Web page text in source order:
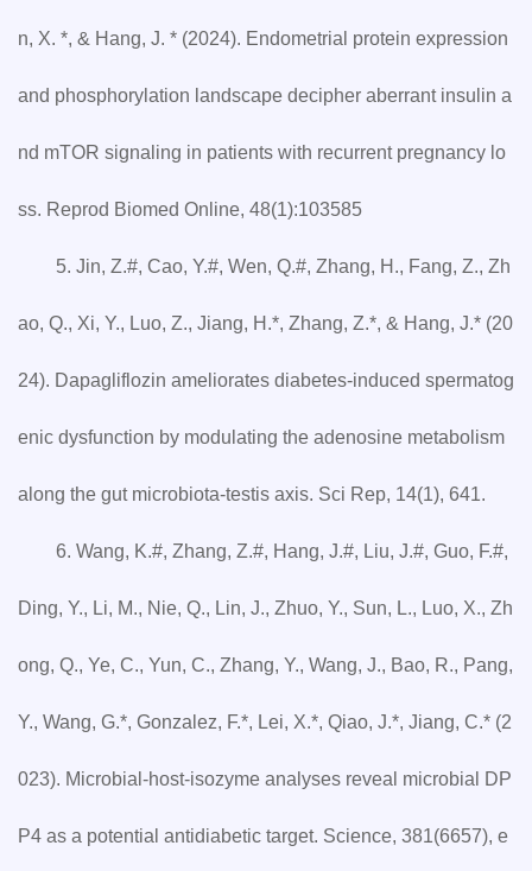
n, X. *, & Hang, J. * (2024). Endometrial protein expression
and phosphorylation landscape decipher aberrant insulin a
nd mTOR signaling in patients with recurrent pregnancy lo
ss. Reprod Biomed Online, 48(1):103585
5. Jin, Z.#, Cao, Y.#, Wen, Q.#, Zhang, H., Fang, Z., Zh
ao, Q., Xi, Y., Luo, Z., Jiang, H.*, Zhang, Z.*, & Hang, J.* (20
24). Dapagliflozin ameliorates diabetes-induced spermatog
enic dysfunction by modulating the adenosine metabolism
along the gut microbiota-testis axis. Sci Rep, 14(1), 641.
6. Wang, K.#, Zhang, Z.#, Hang, J.#, Liu, J.#, Guo, F.#,
Ding, Y., Li, M., Nie, Q., Lin, J., Zhuo, Y., Sun, L., Luo, X., Zh
ong, Q., Ye, C., Yun, C., Zhang, Y., Wang, J., Bao, R., Pang,
Y., Wang, G.*, Gonzalez, F.*, Lei, X.*, Qiao, J.*, Jiang, C.* (2
023). Microbial-host-isozyme analyses reveal microbial DP
P4 as a potential antidiabetic target. Science, 381(6657), e